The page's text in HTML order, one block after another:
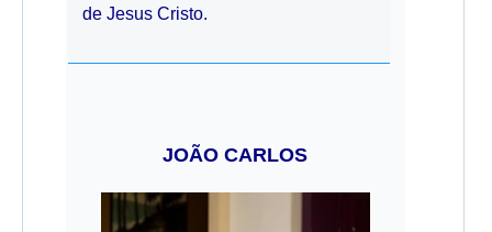
de Jesus Cristo.
JOÃO CARLOS